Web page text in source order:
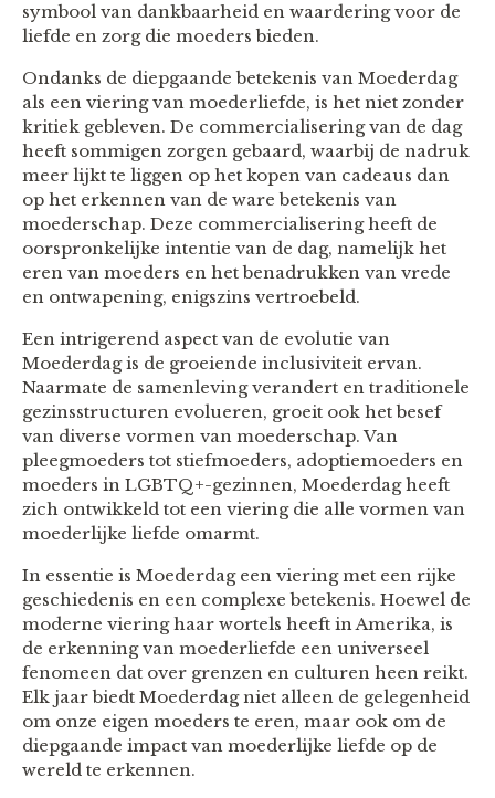
symbool van dankbaarheid en waardering voor de
liefde en zorg die moeders bieden.
Ondanks de diepgaande betekenis van Moederdag
als een viering van moederliefde, is het niet zonder
kritiek gebleven. De commercialisering van de dag
heeft sommigen zorgen gebaard, waarbij de nadruk
meer lijkt te liggen op het kopen van cadeaus dan
op het erkennen van de ware betekenis van
moederschap. Deze commercialisering heeft de
oorspronkelijke intentie van de dag, namelijk het
eren van moeders en het benadrukken van vrede
en ontwapening, enigszins vertroebeld.
Een intrigerend aspect van de evolutie van
Moederdag is de groeiende inclusiviteit ervan.
Naarmate de samenleving verandert en traditionele
gezinsstructuren evolueren, groeit ook het besef
van diverse vormen van moederschap. Van
pleegmoeders tot stiefmoeders, adoptiemoeders en
moeders in LGBTQ+-gezinnen, Moederdag heeft
zich ontwikkeld tot een viering die alle vormen van
moederlijke liefde omarmt.
In essentie is Moederdag een viering met een rijke
geschiedenis en een complexe betekenis. Hoewel de
moderne viering haar wortels heeft in Amerika, is
de erkenning van moederliefde een universeel
fenomeen dat over grenzen en culturen heen reikt.
Elk jaar biedt Moederdag niet alleen de gelegenheid
om onze eigen moeders te eren, maar ook om de
diepgaande impact van moederlijke liefde op de
wereld te erkennen.